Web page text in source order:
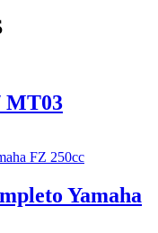
MT03
Yamaha